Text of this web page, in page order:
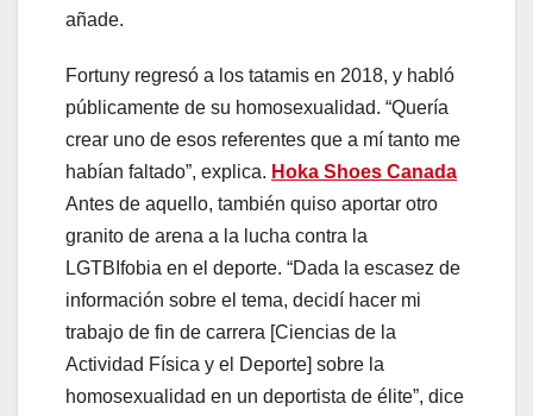
añade.
Fortuny regresó a los tatamis en 2018, y habló
públicamente de su homosexualidad. “Quería
crear uno de esos referentes que a mí tanto me
habían faltado”, explica. Hoka Shoes Canada
Antes de aquello, también quiso aportar otro
granito de arena a la lucha contra la
LGTBIfobia en el deporte. “Dada la escasez de
información sobre el tema, decidí hacer mi
trabajo de fin de carrera [Ciencias de la
Actividad Física y el Deporte] sobre la
homosexualidad en un deportista de élite”, dice